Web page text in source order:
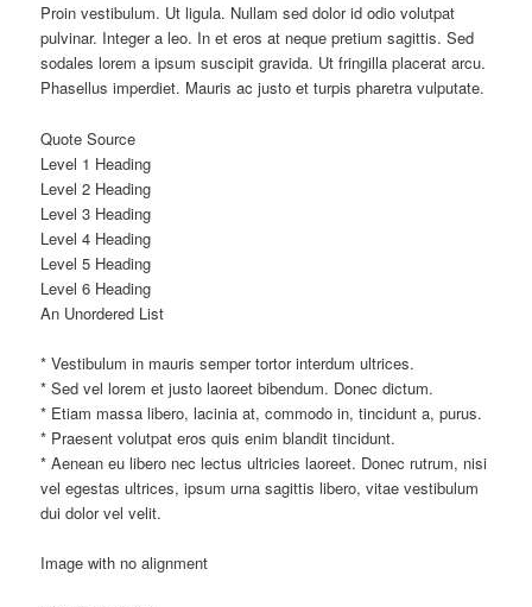
Proin vestibulum. Ut ligula. Nullam sed dolor id odio volutpat
pulvinar. Integer a leo. In et eros at neque pretium sagittis. Sed
sodales lorem a ipsum suscipit gravida. Ut fringilla placerat arcu.
Phasellus imperdiet. Mauris ac justo et turpis pharetra vulputate.
Quote Source
Level 1 Heading
Level 2 Heading
Level 3 Heading
Level 4 Heading
Level 5 Heading
Level 6 Heading
An Unordered List
* Vestibulum in mauris semper tortor interdum ultrices.
* Sed vel lorem et justo laoreet bibendum. Donec dictum.
* Etiam massa libero, lacinia at, commodo in, tincidunt a, purus.
* Praesent volutpat eros quis enim blandit tincidunt.
* Aenean eu libero nec lectus ultricies laoreet. Donec rutrum, nisi
vel egestas ultrices, ipsum urna sagittis libero, vitae vestibulum
dui dolor vel velit.
Image with no alignment